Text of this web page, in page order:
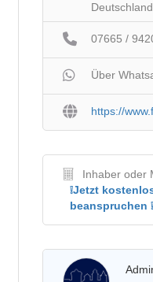
Deutschland
07665 /
Über
https://
Inhaber oder
❕Jetzt
beanspruchen ❕